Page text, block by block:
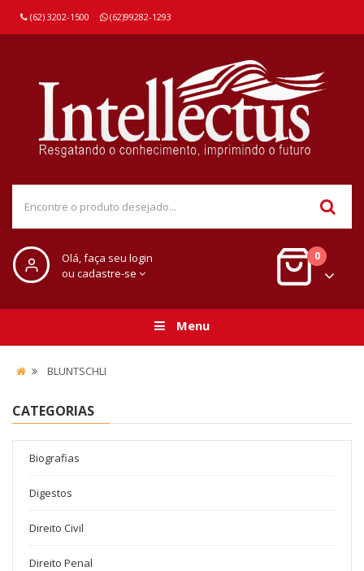
(62) 3202-1500 (62)99282-1293
Olá, faça seu login
ou cadastre-se
0
Menu
BLUNTSCHLI
CATEGORIAS
Biografias
Digestos
Direito Civil
Direito Penal